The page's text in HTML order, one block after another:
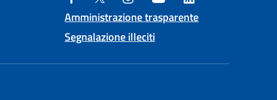
Amministrazione trasparente
Segnalazione illeciti